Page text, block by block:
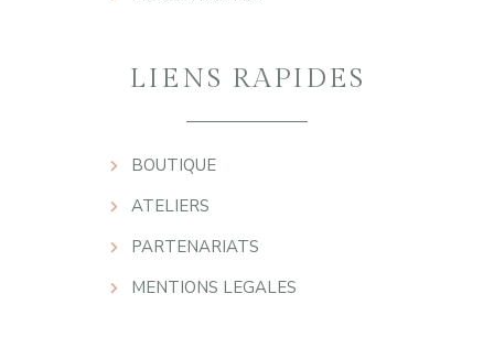
LIENS RAPIDES
BOUTIQUE
ATELIERS
PARTENARIATS
MENTIONS LEGALES